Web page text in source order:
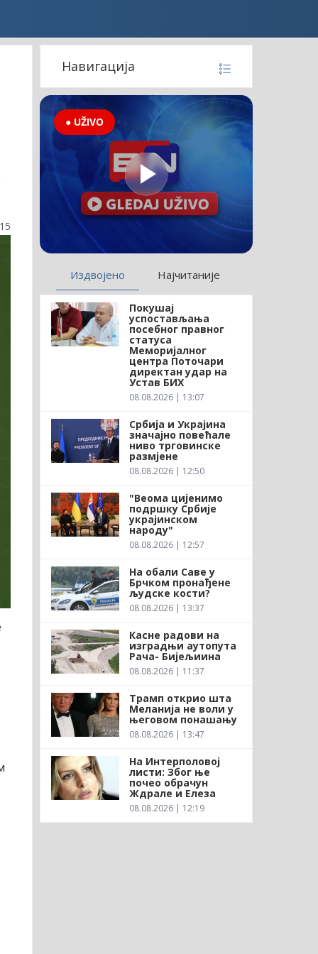
Навигација
● UŽIVO
Издвојено Најчитаније
Покушај
успостављања
посебног правног
статуса
Меморијалног
центра Поточари
директан удар на
Устав БИХ
08.08.2026 | 13:07
Србија и Украјина
значајно повећале
ниво трговинске
размјене
08.08.2026 | 12:50
"Веома цијенимо
подршку Србије
украјинском
народу"
08.08.2026 | 12:57
На обали Саве у
Брчком пронађене
људске кости?
08.08.2026 | 13:37
Касне радови на
изградњи аутопута
Рача- Бијељиина
08.08.2026 | 11:37
Трамп открио шта
Меланија не воли у
његовом понашању
08.08.2026 | 13:47
На Интерполовој
листи: Због ње
почео обрачун
Ждрале и Елеза
08.08.2026 | 12:19